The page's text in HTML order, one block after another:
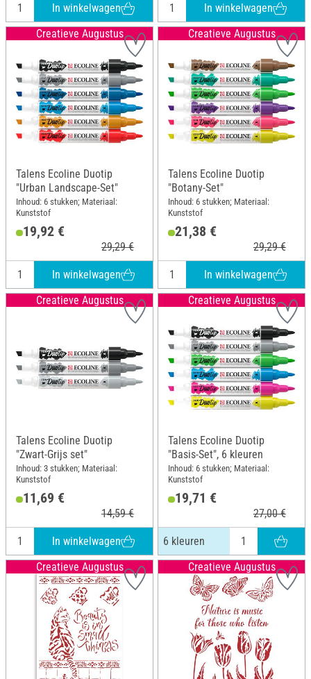
In winkelwagen
In winkelwagen
Creatieve Augustus
Talens Ecoline Duotip
"Urban Landscape-Set"
Inhoud: 6 stukken; Materiaal:
Kunststof
19,92 €
29,29 €
In winkelwagen
Creatieve Augustus
Talens Ecoline Duotip
"Botany-Set"
Inhoud: 6 stukken; Materiaal:
Kunststof
21,38 €
29,29 €
In winkelwagen
Creatieve Augustus
Talens Ecoline Duotip
"Zwart-Grijs set"
Inhoud: 3 stukken; Materiaal:
Kunststof
11,69 €
14,59 €
In winkelwagen
Creatieve Augustus
Talens Ecoline Duotip
"Basis-Set", 6 kleuren
Inhoud: 6 stukken; Materiaal:
Kunststof
19,71 €
27,00 €
6 kleuren
Creatieve Augustus
Creatieve Augustus